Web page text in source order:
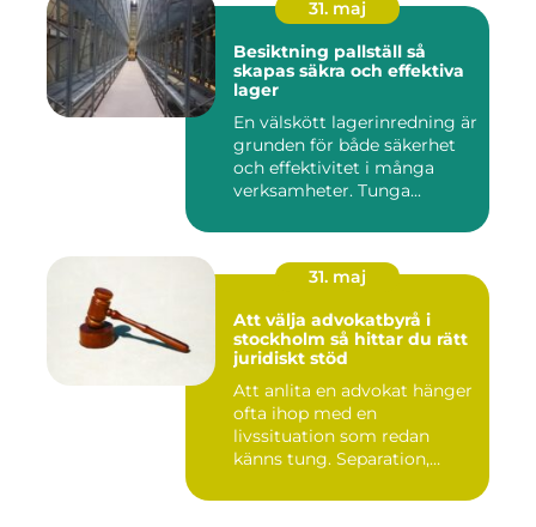
31. maj
Besiktning pallställ så
skapas säkra och effektiva
lager
En välskött lagerinredning är
grunden för både säkerhet
och effektivitet i många
verksamheter. Tunga...
31. maj
Att välja advokatbyrå i
stockholm så hittar du rätt
juridiskt stöd
Att anlita en advokat hänger
ofta ihop med en
livssituation som redan
känns tung. Separation,